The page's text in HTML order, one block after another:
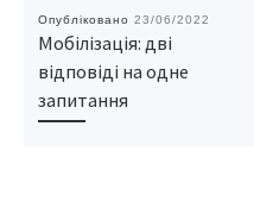
Опубліковано 23/06/2022
Мобілізація: дві
відповіді на одне
запитання